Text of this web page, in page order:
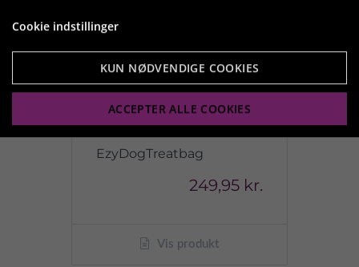
EzyDogTreatbag
249,95 kr.
Vis produkt
Cookie indstillinger
KUN NØDVENDIGE COOKIES
ACCEPTER ALLE COOKIES